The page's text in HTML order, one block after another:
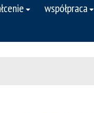
współpraca